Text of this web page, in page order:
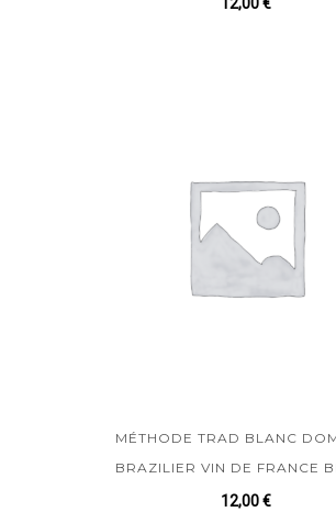
MÉTHODE TRAD BLANC
BRAZILIER VIN DE FRANCE
12,00€